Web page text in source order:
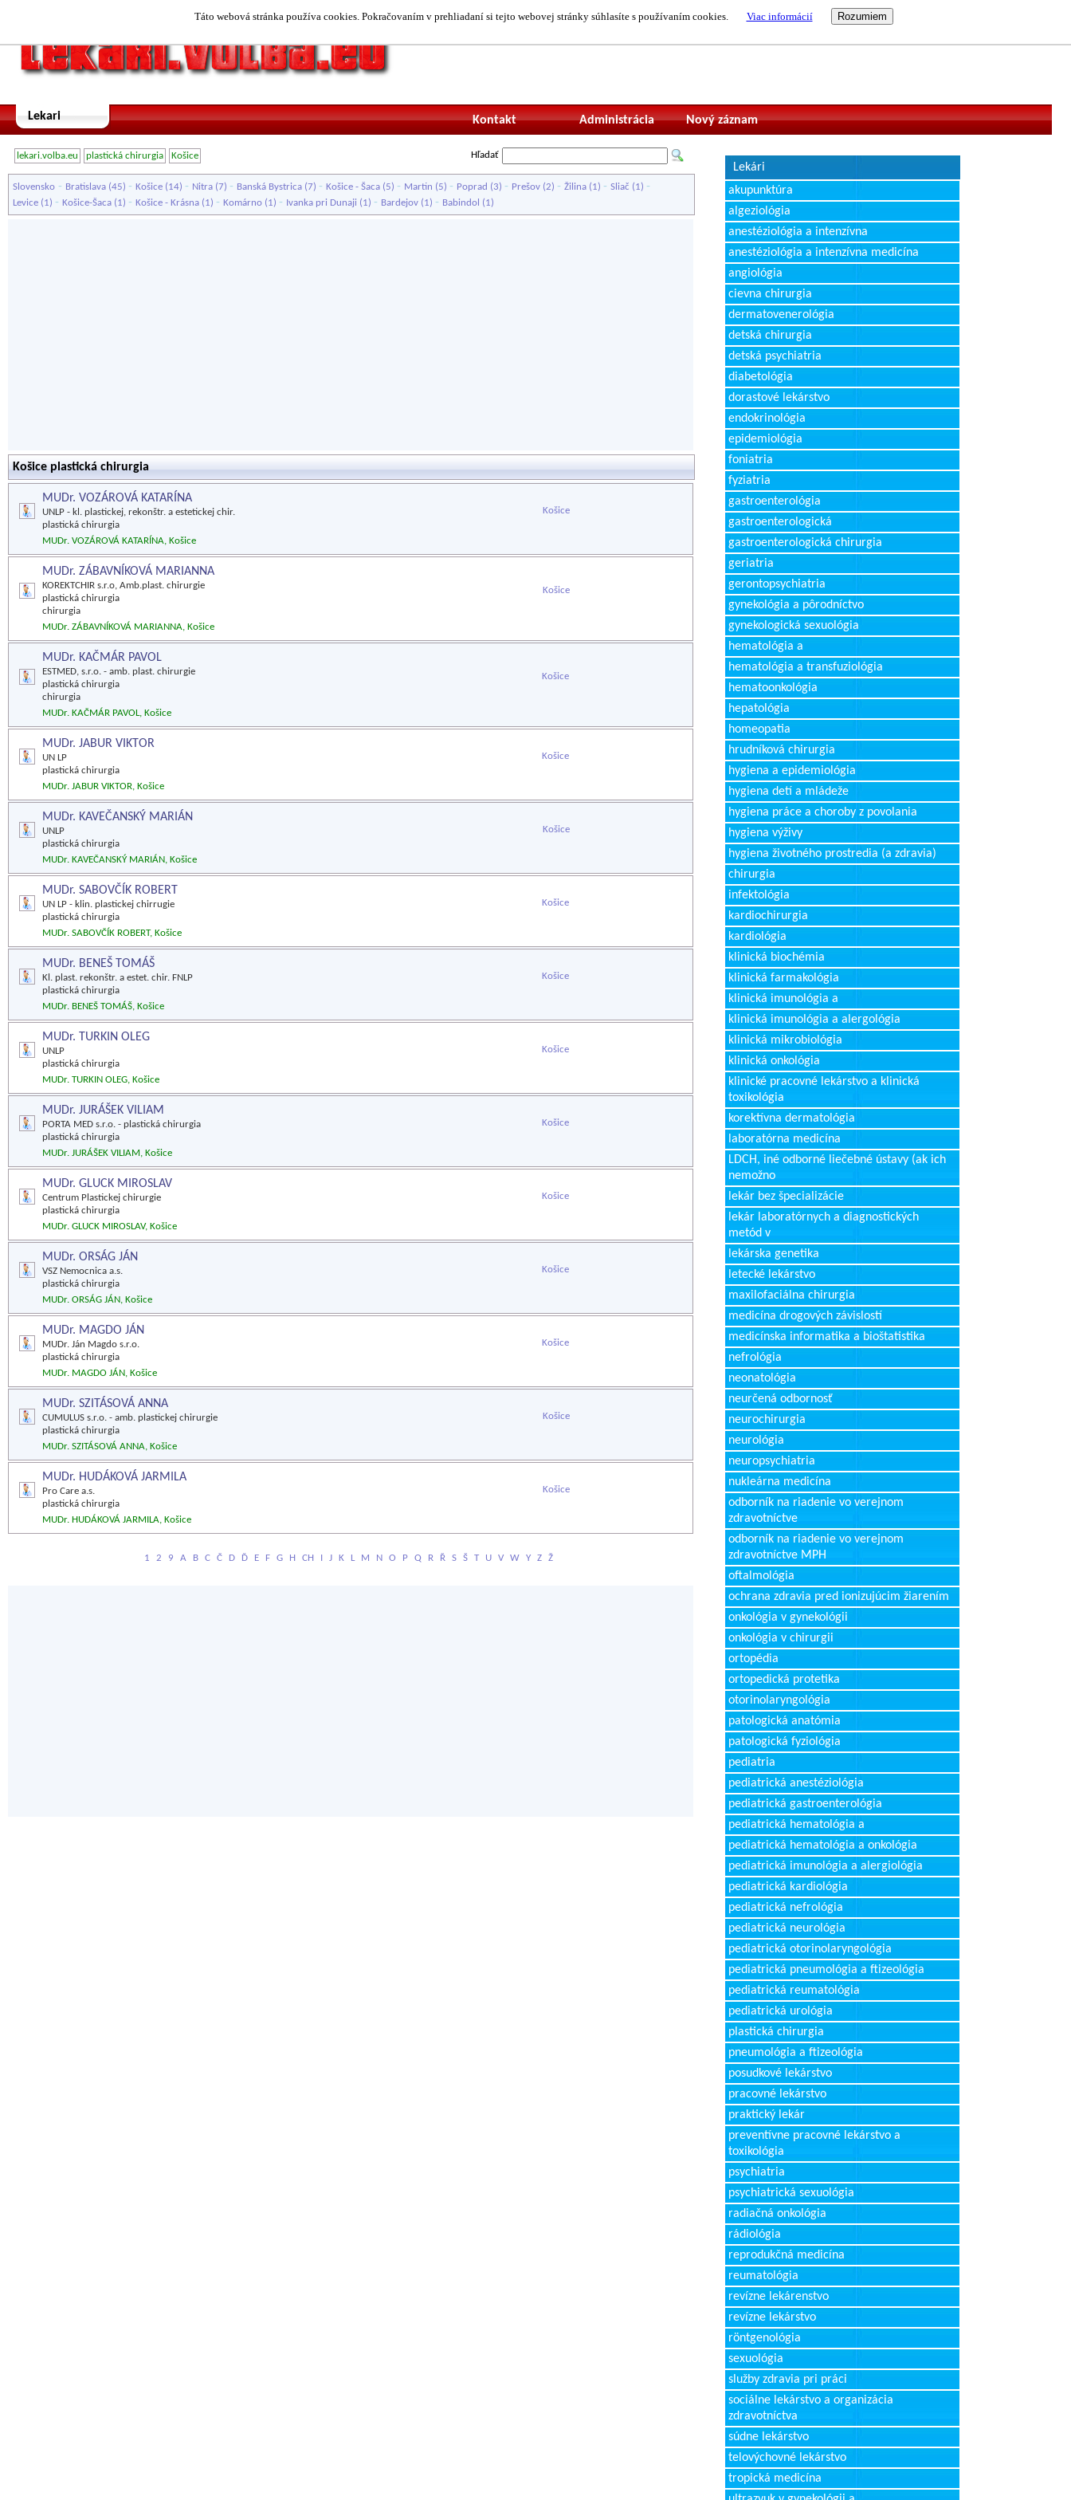
Táto webová stránka používa cookies. Pokračovaním v prehliadaní si tejto webovej stránky súhlasíte s používaním cookies. Viac informácií
Lekari Nový záznam
Administrácia
Kontakt
lekari.volba.eu plastická chirurgia Košice Hľadať
Slovensko - Bratislava (45) - Košice (14) - Nitra (7) - Banská Bystrica (7) - Košice - Šaca (5) - Martin (5) - Poprad (3) - Prešov (2) - Žilina (1) - Sliač (1) -
Levice (1) - Košice-Šaca (1) - Košice - Krásna (1) - Komárno (1) - Ivanka pri Dunaji (1) - Bardejov (1) - Babindol (1)
Košice plastická chirurgia
MUDr. VOZÁROVÁ KATARÍNA
UNLP - kl. plastickej, rekonštr. a estetickej chir.
plastická chirurgia
Košice
MUDr. VOZÁROVÁ KATARÍNA, Košice
MUDr. ZÁBAVNÍKOVÁ MARIANNA
KOREKTCHIR s.r.o, Amb.plast. chirurgie
plastická chirurgia
chirurgia
Košice
MUDr. ZÁBAVNÍKOVÁ MARIANNA, Košice
MUDr. KAČMÁR PAVOL
ESTMED, s.r.o. - amb. plast. chirurgie
plastická chirurgia
chirurgia
Košice
MUDr. KAČMÁR PAVOL, Košice
MUDr. JABUR VIKTOR
UN LP
plastická chirurgia
Košice
MUDr. JABUR VIKTOR, Košice
MUDr. KAVEČANSKÝ MARIÁN
UNLP
plastická chirurgia
Košice
MUDr. KAVEČANSKÝ MARIÁN, Košice
MUDr. SABOVČÍK ROBERT
UN LP - klin. plastickej chirrugie
plastická chirurgia
Košice
MUDr. SABOVČÍK ROBERT, Košice
MUDr. BENEŠ TOMÁŠ
Kl. plast. rekonštr. a estet. chir. FNLP
plastická chirurgia
Košice
MUDr. BENEŠ TOMÁŠ, Košice
MUDr. TURKIN OLEG
UNLP
plastická chirurgia
Košice
MUDr. TURKIN OLEG, Košice
MUDr. JURÁŠEK VILIAM
PORTA MED s.r.o. - plastická chirurgia
plastická chirurgia
Košice
MUDr. JURÁŠEK VILIAM, Košice
MUDr. GLUCK MIROSLAV
Centrum Plastickej chirurgie
plastická chirurgia
Košice
MUDr. GLUCK MIROSLAV, Košice
MUDr. ORSÁG JÁN
VSZ Nemocnica a.s.
plastická chirurgia
Košice
MUDr. ORSÁG JÁN, Košice
MUDr. MAGDO JÁN
MUDr. Ján Magdo s.r.o.
plastická chirurgia
Košice
MUDr. MAGDO JÁN, Košice
MUDr. SZITÁSOVÁ ANNA
CUMULUS s.r.o. - amb. plastickej chirurgie
plastická chirurgia
Košice
MUDr. SZITÁSOVÁ ANNA, Košice
MUDr. HUDÁKOVÁ JARMILA
Pro Care a.s.
plastická chirurgia
Košice
MUDr. HUDÁKOVÁ JARMILA, Košice
1 2 9 A B C Č D Ď E F G H CH I J K L M N O P Q R Ř S Š T U V W Y Z Ž
Lekári
akupunktúra
algeziológia
anestéziológia a intenzívna
anestéziológia a intenzívna medicína
angiológia
cievna chirurgia
dermatovenerológia
detská chirurgia
detská psychiatria
diabetológia
dorastové lekárstvo
endokrinológia
epidemiológia
foniatria
fyziatria
gastroenterológia
gastroenterologická
gastroenterologická chirurgia
geriatria
gerontopsychiatria
gynekológia a pôrodníctvo
gynekologická sexuológia
hematológia a
hematológia a transfuziológia
hematoonkológia
hepatológia
homeopatia
hrudníková chirurgia
hygiena a epidemiológia
hygiena detí a mládeže
hygiena práce a choroby z povolania
hygiena výživy
hygiena životného prostredia (a zdravia)
chirurgia
infektológia
kardiochirurgia
kardiológia
klinická biochémia
klinická farmakológia
klinická imunológia a
klinická imunológia a alergológia
klinická mikrobiológia
klinická onkológia
klinické pracovné lekárstvo a klinická
toxikológia
korektívna dermatológia
laboratórna medicína
LDCH, iné odborné liečebné ústavy (ak ich
nemožno
lekár bez špecializácie
lekár laboratórnych a diagnostických
metód v
lekárska genetika
letecké lekárstvo
maxilofaciálna chirurgia
medicína drogových závislostí
medicínska informatika a bioštatistika
nefrológia
neonatológia
neurčená odbornosť
neurochirurgia
neurológia
neuropsychiatria
nukleárna medicína
odborník na riadenie vo verejnom
zdravotníctve
odborník na riadenie vo verejnom
zdravotníctve MPH
oftalmológia
ochrana zdravia pred ionizujúcim žiarením
onkológia v gynekológii
onkológia v chirurgii
ortopédia
ortopedická protetika
otorinolaryngológia
patologická anatómia
patologická fyziológia
pediatria
pediatrická anestéziológia
pediatrická gastroenterológia
pediatrická hematológia a
pediatrická hematológia a onkológia
pediatrická imunológia a alergiológia
pediatrická kardiológia
pediatrická nefrológia
pediatrická neurológia
pediatrická otorinolaryngológia
pediatrická pneumológia a ftizeológia
pediatrická reumatológia
pediatrická urológia
plastická chirurgia
pneumológia a ftizeológia
posudkové lekárstvo
pracovné lekárstvo
praktický lekár
preventívne pracovné lekárstvo a
toxikológia
psychiatria
psychiatrická sexuológia
radiačná onkológia
rádiológia
reprodukčná medicína
reumatológia
revízne lekárenstvo
revízne lekárstvo
röntgenológia
sexuológia
služby zdravia pri práci
sociálne lekárstvo a organizácia
zdravotníctva
súdne lekárstvo
telovýchovné lekárstvo
tropická medicína